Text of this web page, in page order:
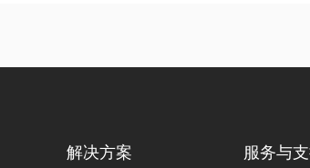
解决方案 服务与